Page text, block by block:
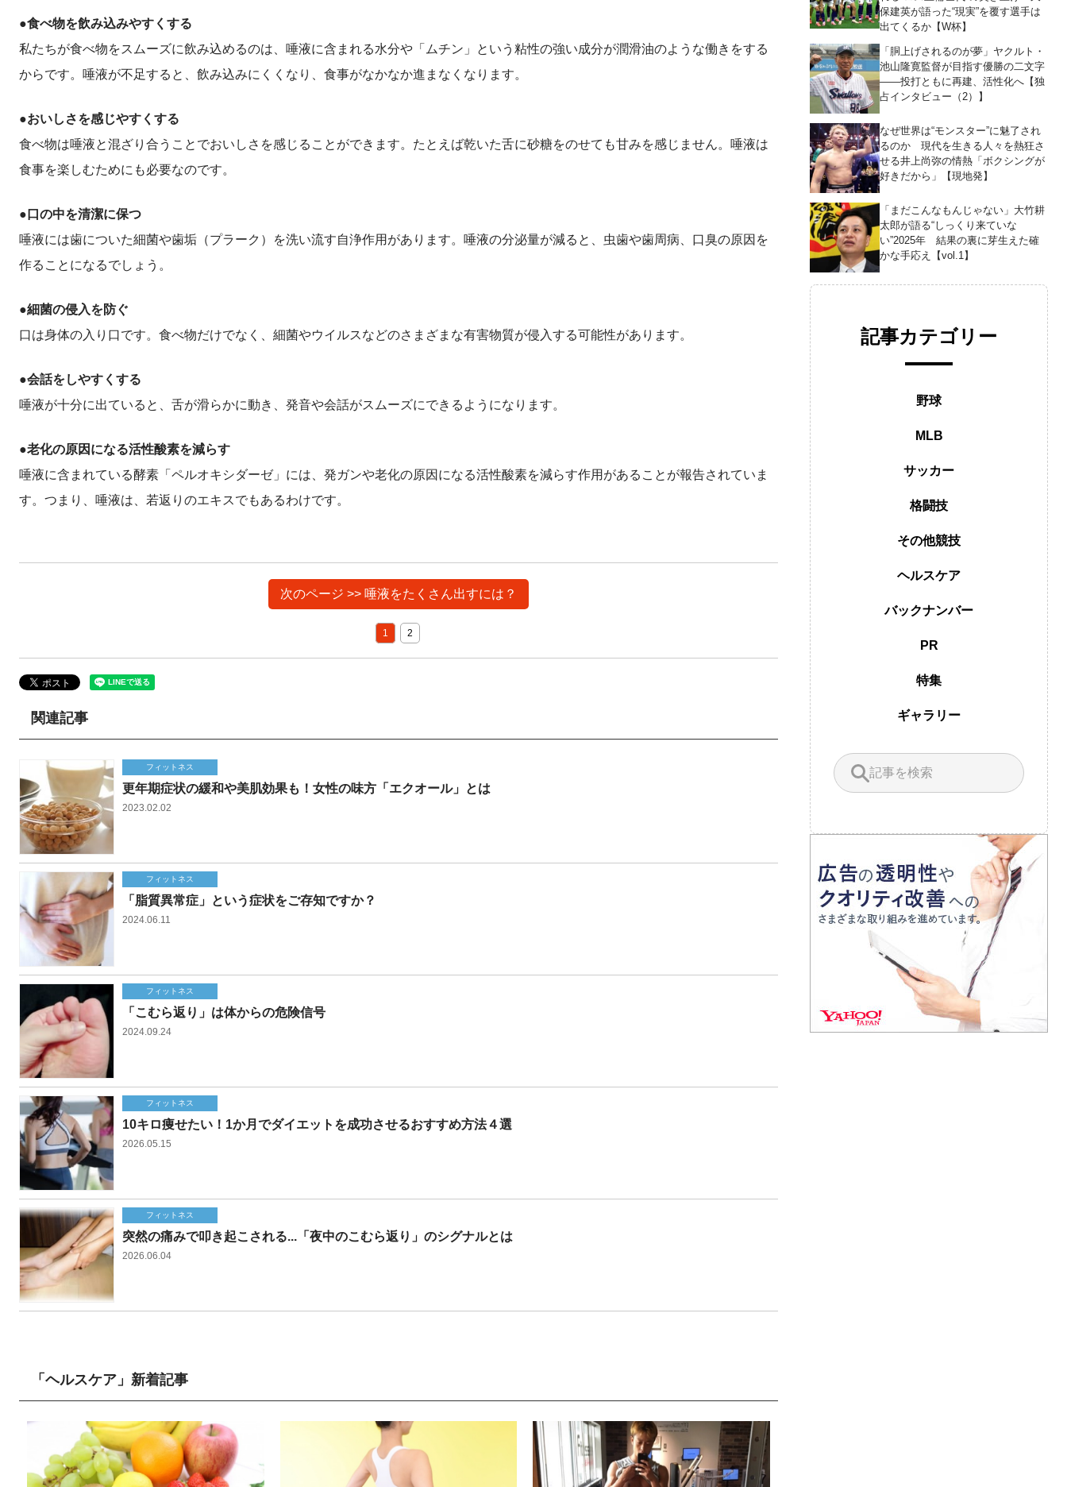
●食べ物を飲み込みやすくする
私たちが食べ物をスムーズに飲み込めるのは、唾液に含まれる水分や「ムチン」という粘性の強い成分が潤滑油のような働きをする
からです。唾液が不足すると、飲み込みにくくなり、食事がなかなか進まなくなります。
●おいしさを感じやすくする
食べ物は唾液と混ざり合うことでおいしさを感じることができます。たとえば乾いた舌に砂糖をのせても甘みを感じません。唾液は
食事を楽しむためにも必要なのです。
●口の中を清潔に保つ
唾液には歯についた細菌や歯垢（プラーク）を洗い流す自浄作用があります。唾液の分泌量が減ると、虫歯や歯周病、口臭の原因を
作ることになるでしょう。
●細菌の侵入を防ぐ
口は身体の入り口です。食べ物だけでなく、細菌やウイルスなどのさまざまな有害物質が侵入する可能性があります。
●会話をしやすくする
唾液が十分に出ていると、舌が滑らかに動き、発音や会話がスムーズにできるようになります。
●老化の原因になる活性酸素を減らす
唾液に含まれている酵素「ペルオキシダーゼ」には、発ガンや老化の原因になる活性酸素を減らす作用があることが報告されていま
す。つまり、唾液は、若返りのエキスでもあるわけです。
次のページ >> 唾液をたくさん出すには？
1 2
関連記事
フィットネス
更年期症状の緩和や美肌効果も！女性の味方「エクオール」とは
2023.02.02
フィットネス
「脂質異常症」という症状をご存知ですか？
2024.06.11
フィットネス
「こむら返り」は体からの危険信号
2024.09.24
フィットネス
10キロ痩せたい！1か月でダイエットを成功させるおすすめ方法４選
2026.05.15
フィットネス
突然の痛みで叩き起こされる...「夜中のこむら返り」のシグナルとは
2026.06.04
「ヘルスケア」新着記事
保建英が語った“現実”を覆す選手は
出てくるか【W杯】
「胴上げされるのが夢」ヤクルト・
池山隆寛監督が目指す優勝の二文字
――投打ともに再建、活性化へ【独
占インタビュー（2）】
なぜ世界は“モンスター”に魅了され
るのか 現代を生きる人々を熱狂さ
せる井上尚弥の情熱「ボクシングが
好きだから」【現地発】
「まだこんなもんじゃない」大竹耕
太郎が語る“しっくり来ていな
い”2025年 結果の裏に芽生えた確
かな手応え【vol.1】
記事カテゴリー
野球
MLB
サッカー
格闘技
その他競技
ヘルスケア
バックナンバー
PR
特集
ギャラリー